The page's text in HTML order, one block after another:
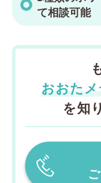
て相談可能
おおた
を知